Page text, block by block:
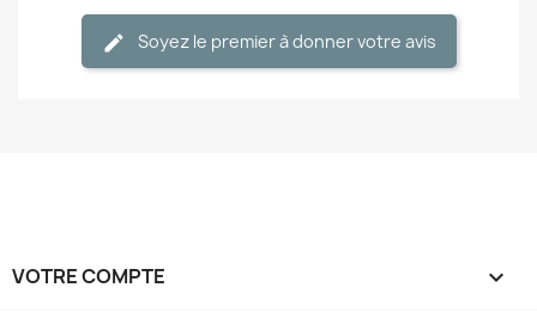
Soyez le premier à donner votre avis
VOTRE COMPTE 